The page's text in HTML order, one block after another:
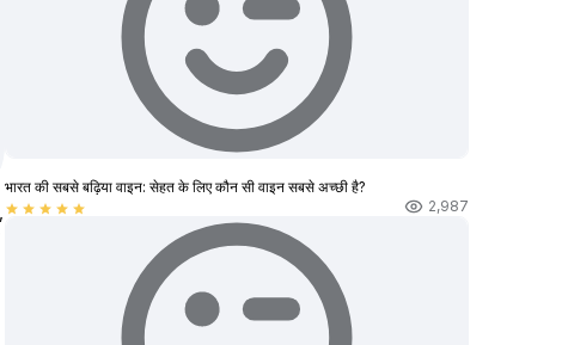
भारत की सबसे बढ़िया वाइन: सेहत के लिए कौन सी वाइन सबसे अच्छी है?
star star star star star 2,987